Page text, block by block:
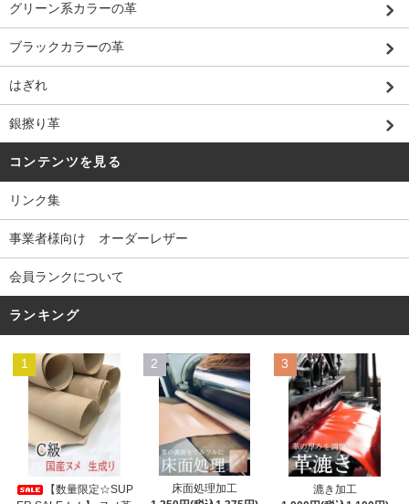
グリーン系カラーの革
ブラックカラーの革
はぎれ
銀擦り革
コンテンツを見る
リンク集
事業者様向け オーダーレザー
会員ランクについて
ランキング
1
【数量限定☆SUP
2
床面処理加工
3
漉き加工